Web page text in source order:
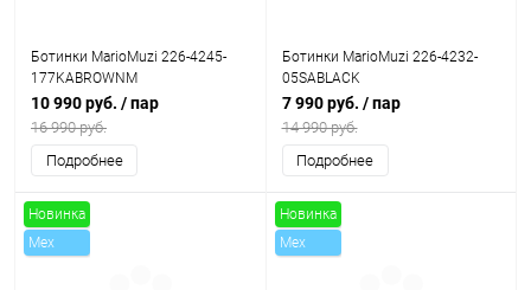
Ботинки MarioMuzi 226-4245-
177KABROWNM
10 990 руб. / пар
16 990 руб.
Подробнее
Ботинки MarioMuzi 226-4232-
05SABLACK
7 990 руб. / пар
14 990 руб.
Подробнее
Новинка
Mex
Новинка
Mex